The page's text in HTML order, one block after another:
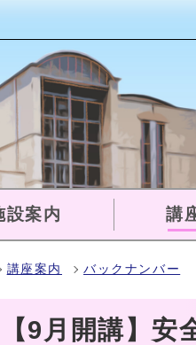
設案内 講
講座案内 バックナンバー
【9月開講】